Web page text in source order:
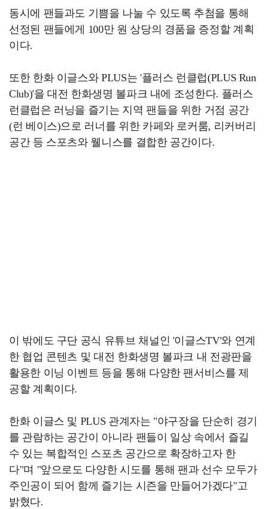
동시에 팬들과도 기쁨을 나눌 수 있도록 추첨을 통해
선정된 팬들에게 100만 원 상당의 경품을 증정할 계획
이다.
또한 한화 이글스와 PLUS는 '플러스 런클럽(PLUS Run
Club)'을 대전 한화생명 볼파크 내에 조성한다. 플러스
런클럽은 러닝을 즐기는 지역 팬들을 위한 거점 공간
(런 베이스)으로 러너를 위한 카페와 로커룸, 리커버리
공간 등 스포츠와 웰니스를 결합한 공간이다.
이 밖에도 구단 공식 유튜브 채널인 '이글스TV'와 연계
한 협업 콘텐츠 및 대전 한화생명 볼파크 내 전광판을
활용한 이닝 이벤트 등을 통해 다양한 팬서비스를 제
공할 계획이다.
한화 이글스 및 PLUS 관계자는 "야구장을 단순히 경기
를 관람하는 공간이 아니라 팬들이 일상 속에서 즐길
수 있는 복합적인 스포츠 공간으로 확장하고자 한
다"며 "앞으로도 다양한 시도를 통해 팬과 선수 모두가
주인공이 되어 함께 즐기는 시즌을 만들어가겠다"고
밝혔다.